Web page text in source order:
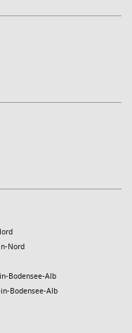
Nord
Bodensee-Alb
Bodensee-Alb